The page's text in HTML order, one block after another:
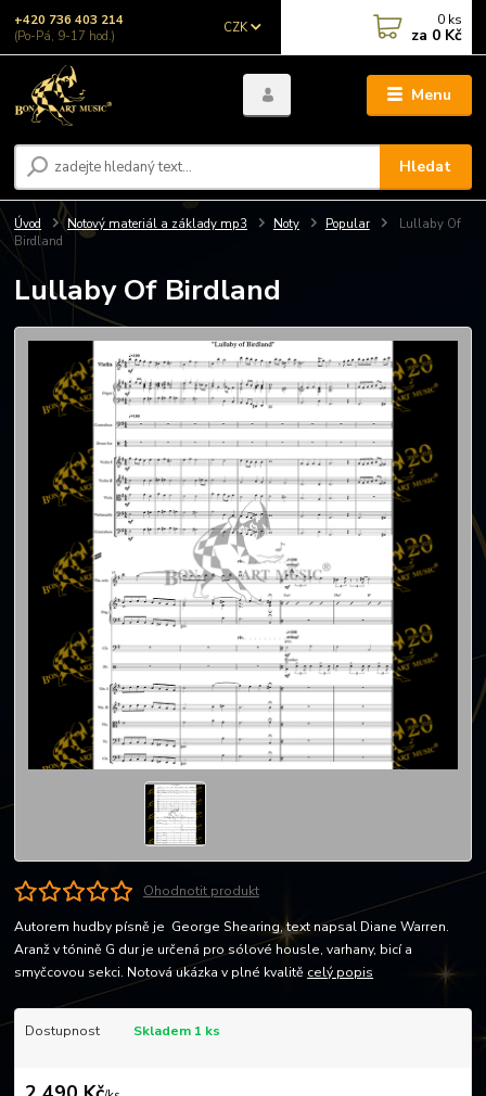
Menu
CZK
Hledat
+420 736 403 214
(Po-Pá, 9-17 hod.)
0 ks
za 0 Kč
Úvod Notový materiál a základy mp3 Noty Popular
Lullaby Of
Birdland
Lullaby Of Birdland
Ohodnotit produkt
Autorem hudby písně je George Shearing, text napsal Diane Warren.
Aranž v tónině G dur je určená pro sólové housle, varhany, bicí a
smyčcovou sekci. Notová ukázka v plné kvalitě celý popis
Dostupnost Skladem 1 ks